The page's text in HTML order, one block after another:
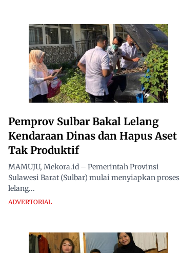
Pemprov Sulbar Bakal Lelang
Kendaraan Dinas dan Hapus Aset
Tak Produktif
MAMUJU, Mekora.id – Pemerintah Provinsi
Sulawesi Barat (Sulbar) mulai menyiapkan proses
lelang...
ADVERTORIAL